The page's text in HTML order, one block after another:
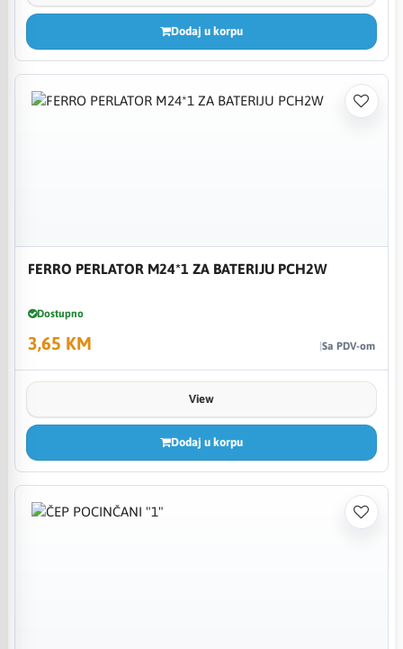
Dodaj u korpu
FERRO PERLATOR M24*1 ZA BATERIJU PCH2W
Dostupno
3,65 KM Sa PDV-om
View
Dodaj u korpu